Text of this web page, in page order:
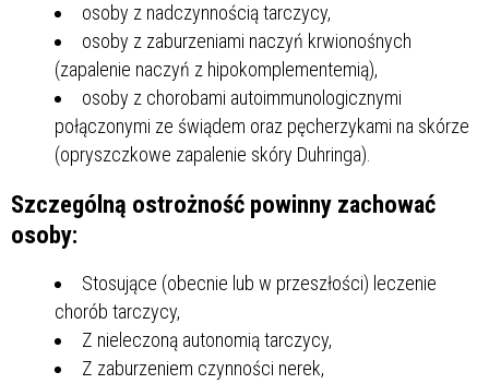
osoby z nadczynnością tarczycy,
osoby z zaburzeniami naczyń krwionośnych
(zapalenie naczyń z hipokomplementemią),
osoby z chorobami autoimmunologicznymi
połączonymi ze świądem oraz pęcherzykami na skórze
(opryszczkowe zapalenie skóry Duhringa).
Szczególną ostrożność powinny zachować
osoby:
Stosujące (obecnie lub w przeszłości) leczenie
chorób tarczycy,
Z nieleczoną autonomią tarczycy,
Z zaburzeniem czynności nerek,